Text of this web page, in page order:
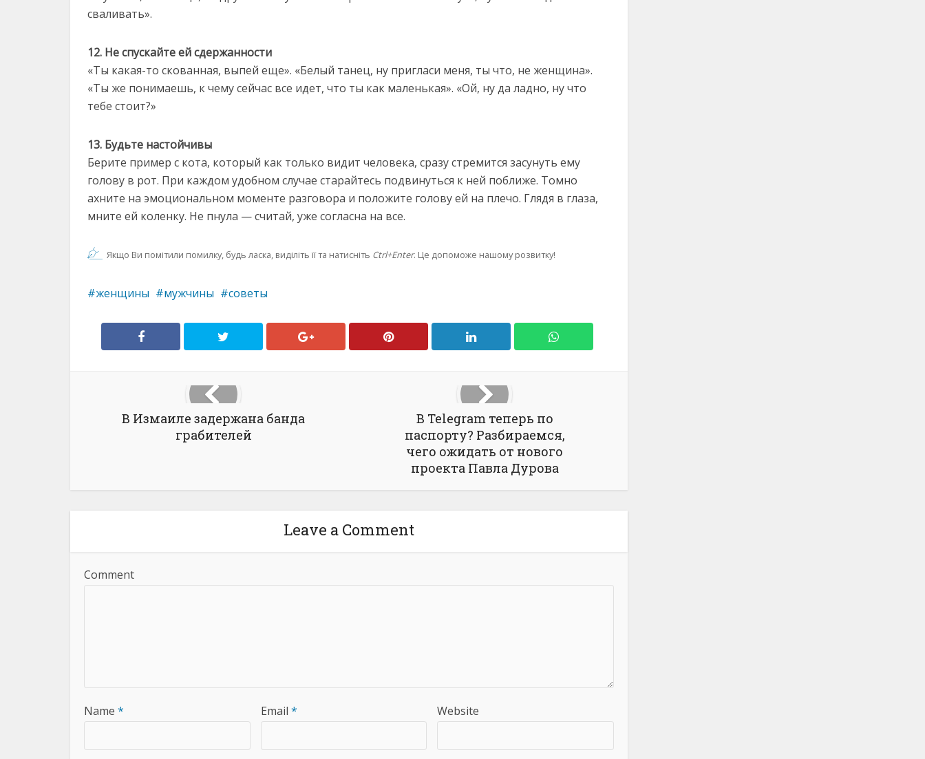
сваливать».
12. Не спускайте ей сдержанности
«Ты какая-то скованная, выпей еще». «Белый танец, ну пригласи меня, ты что, не женщина».
«Ты же понимаешь, к чему сейчас все идет, что ты как маленькая». «Ой, ну да ладно, ну что
тебе стоит?»
13. Будьте настойчивы
Берите пример с кота, который как только видит человека, сразу стремится засунуть ему
голову в рот. При каждом удобном случае старайтесь подвинуться к ней поближе. Томно
ахните на эмоциональном моменте разговора и положите голову ей на плечо. Глядя в глаза,
мните ей коленку. Не пнула — считай, уже согласна на все.
Якщо Ви помітили помилку, будь ласка, виділіть її та натисніть Ctrl+Enter. Це допоможе нашому розвитку!
женщины мужчины советы
В Измаиле задержана банда
грабителей
В Telegram теперь по
паспорту? Разбираемся,
чего ожидать от нового
проекта Павла Дурова
Leave a Comment
Comment
Name * Email * Website